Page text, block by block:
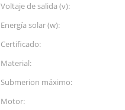
Voltaje de salida (v):
Energía solar (w):
Certificado:
Material:
Submerion máximo:
Motor: